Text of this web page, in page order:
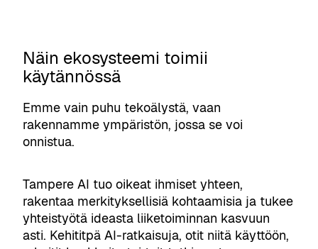
Näin ekosysteemi toimii
käytännössä
Emme vain puhu tekoälystä, vaan
rakennamme ympäristön, jossa se voi
onnistua.
Tampere AI tuo oikeat ihmiset yhteen,
rakentaa merkityksellisiä kohtaamisia ja tukee
yhteistyötä ideasta liiketoiminnan kasvuun
asti. Kehititpä AI-ratkaisuja, otit niitä käyttöön,